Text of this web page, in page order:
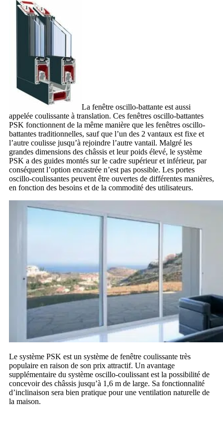
La fenêtre oscillo-battante est aussi
appelée coulissante à translation. Ces fenêtres oscillo-battantes
PSK fonctionnent de la même manière que les fenêtres oscillo-
battantes traditionnelles, sauf que l’un des 2 vantaux est fixe et
l’autre coulisse jusqu’à rejoindre l’autre vantail. Malgré les
grandes dimensions des châssis et leur poids élevé, le système
PSK a des guides montés sur le cadre supérieur et inférieur, par
conséquent l’option encastrée n’est pas possible. Les portes
oscillo-coulissantes peuvent être ouvertes de différentes manières,
en fonction des besoins et de la commodité des utilisateurs.
Le système PSK est un système de fenêtre coulissante très
populaire en raison de son prix attractif. Un avantage
supplémentaire du système oscillo-coulissant est la possibilité de
concevoir des châssis jusqu’à 1,6 m de large. Sa fonctionnalité
d’inclinaison sera bien pratique pour une ventilation naturelle de
la maison.